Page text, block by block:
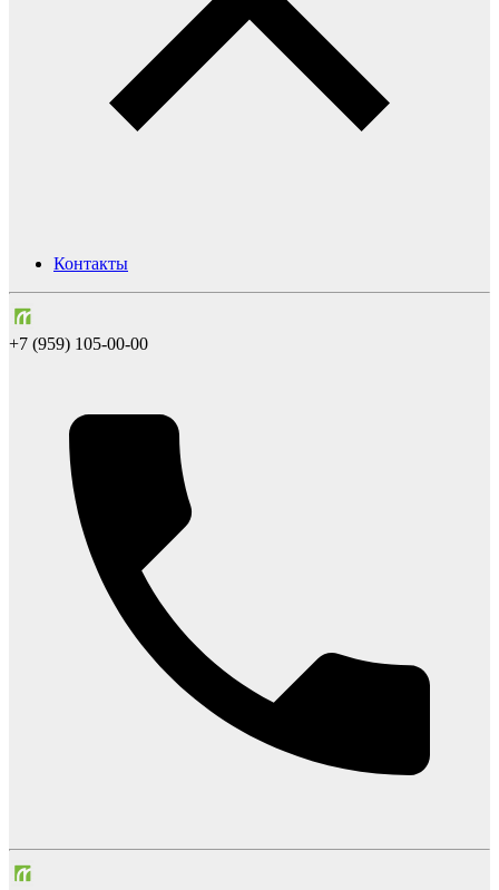
Контакты
+7 (959) 105-00-00